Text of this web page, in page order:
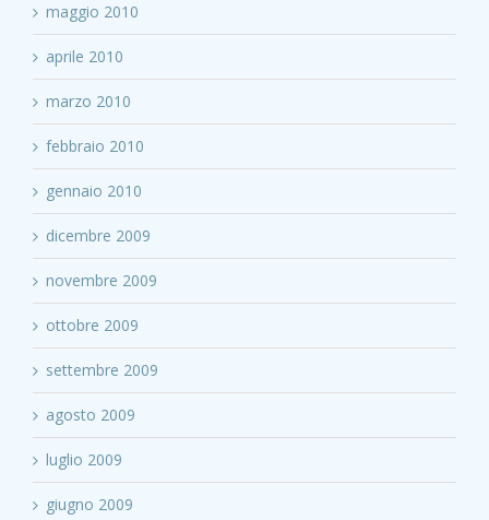
maggio 2010
aprile 2010
marzo 2010
febbraio 2010
gennaio 2010
dicembre 2009
novembre 2009
ottobre 2009
settembre 2009
agosto 2009
luglio 2009
giugno 2009